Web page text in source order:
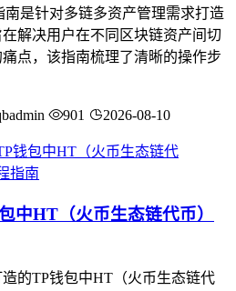
南是针对多链多资产管理需求打造
解决用户在不同区块链资产间切
点，该指南梳理了清晰的操作步
901 2026-08-10
中HT（火币生态链代币）
的TP钱包中HT（火币生态链代